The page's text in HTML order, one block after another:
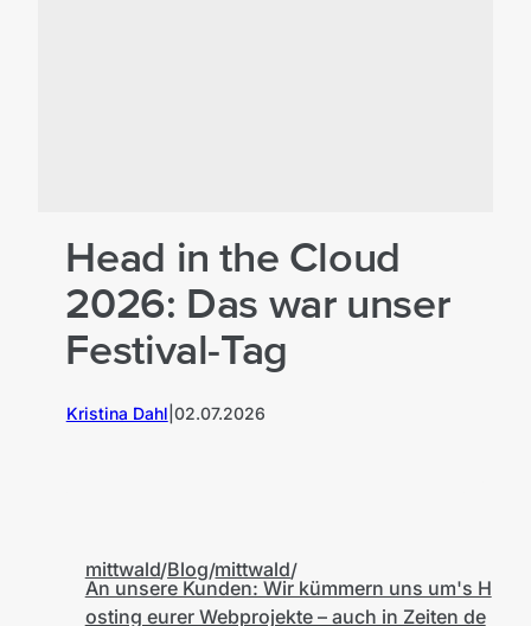
Head in the Cloud
2026: Das war unser
Festival-Tag
Kristina Dahl 02.07.2026
mittwald Blog mittwald
An unsere Kunden: Wir kümmern uns um's H
osting eurer Webprojekte – auch in Zeiten de